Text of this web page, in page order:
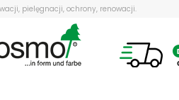
pielęgnacji, ochrony, renowacji.